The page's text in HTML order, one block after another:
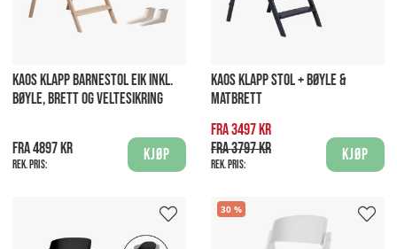
KAOS KLAPP BARNESTOL EIK INKL.
BØYLE, BRETT OG VELTESIKRING
Fra 4897 kr
Rek. pris:
Kjøp
KAOS KLAPP STOL + BØYLE &
MATBRETT
Fra 3497 kr
Fra 3797 kr
Rek. pris:
Kjøp
30